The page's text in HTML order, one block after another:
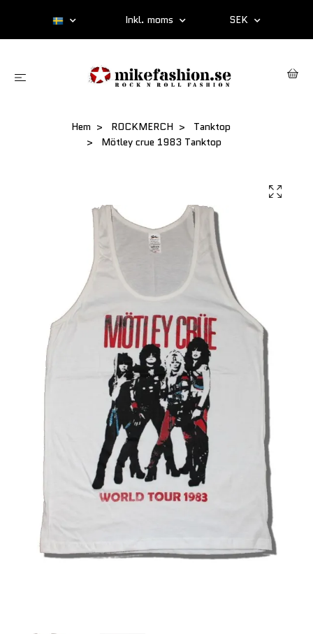
Inkl. moms SEK
Hem ROCKMERCH
Tanktop
Mötley crue 1983 Tanktop